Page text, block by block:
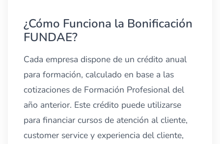
¿Cómo Funciona la Bonificación
FUNDAE?
Cada empresa dispone de un crédito anual
para formación, calculado en base a las
cotizaciones de Formación Profesional del
año anterior. Este crédito puede utilizarse
para financiar cursos de atención al cliente,
customer service y experiencia del cliente,